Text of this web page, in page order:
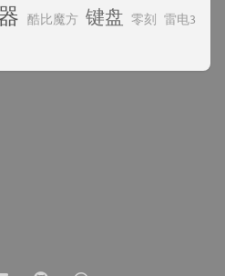
酷比魔方 键盘 零刻 雷电3